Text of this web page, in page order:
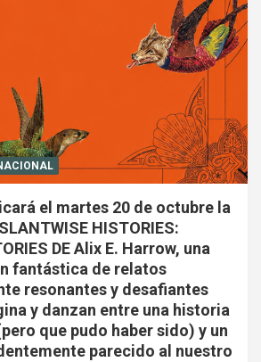
el martes 20 de octubre la
HISTORIES:
DE Alix E. Harrow, una
fantástica de relatos
resonantes y desafiantes
y danzan entre una historia
que pudo haber sido) y un
parecido al nuestro